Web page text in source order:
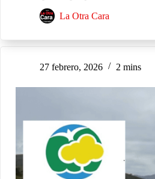
La Otra Cara
27 febrero, 2026 2 mins